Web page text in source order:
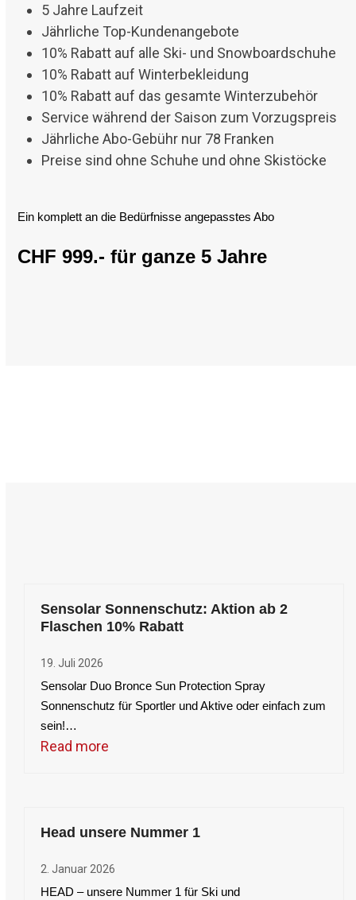
5 Jahre Laufzeit
Jährliche Top-Kundenangebote
10% Rabatt auf alle Ski- und Snowboardschuhe
10% Rabatt auf Winterbekleidung
10% Rabatt auf das gesamte Winterzubehör
Service während der Saison zum Vorzugspreis
Jährliche Abo-Gebühr nur 78 Franken
Preise sind ohne Schuhe und ohne Skistöcke
Ein komplett an die Bedürfnisse angepasstes Abo
CHF 999.- für ganze 5 Jahre
Sensolar Sonnenschutz: Aktion ab 2
Flaschen 10% Rabatt
19. Juli 2026
Sensolar Duo Bronce Sun Protection Spray
Sonnenschutz für Sportler und Aktive oder einfach zum
sein!…
Read more
Head unsere Nummer 1
2. Januar 2026
HEAD – unsere Nummer 1 für Ski und